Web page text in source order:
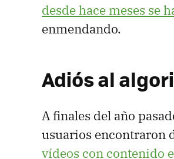
desde hace meses se
enmendando.
Adiós al
A finales del año
usuarios encontraron
vídeos con contenido